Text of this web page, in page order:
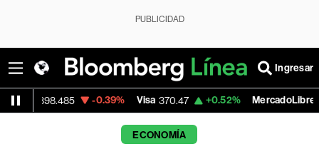
PUBLICIDAD
Ingresar
-0.39% Visa 370.47 +0.52% MercadoLibre 1,824.26
ECONOMÍA